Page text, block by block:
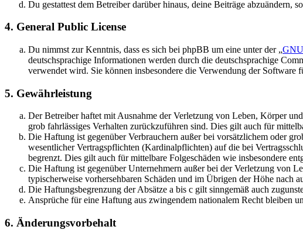
Du gestattest dem Betreiber darüber hinaus, deine Beiträge abzuändern,
4. General Public License
Du nimmst zur Kenntnis, dass es sich bei phpBB um eine unter der „
deutschsprachige Informationen werden durch die deutschsprachige
verwendet wird. Sie können insbesondere die Verwendung der
5. Gewährleistung
Der Betreiber haftet mit Ausnahme der Verletzung von Leben, Körper
grob fahrlässiges Verhalten zurückzuführen sind. Dies gilt auch für
Die Haftung ist gegenüber Verbrauchern außer bei vorsätzlichem oder
wesentlicher Vertragspflichten (Kardinalpflichten) auf die bei
begrenzt. Dies gilt auch für mittelbare Folgeschäden wie insbesondere
Die Haftung ist gegenüber Unternehmern außer bei der Verletzung von
typischerweise vorhersehbaren Schäden und im Übrigen der Höhe nach
Die Haftungsbegrenzung der Absätze a bis c gilt sinngemäß auch
Ansprüche für eine Haftung aus zwingendem nationalem Recht bleiben
6. Änderungsvorbehalt